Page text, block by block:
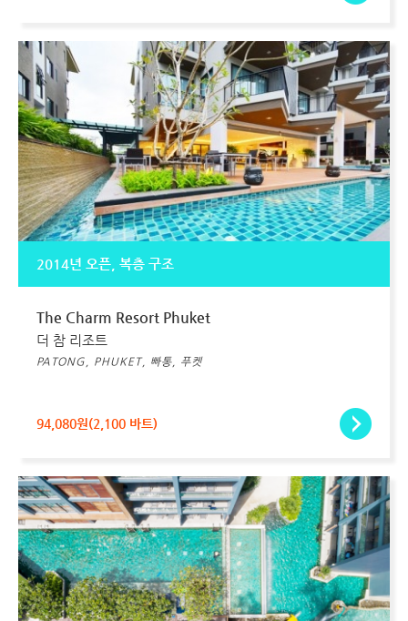
2014년 오픈, 복층 구조
The Charm Resort Phuket
더 참 리조트
PATONG, PHUKET, 빠통, 푸켓
94,080원(2,100 바트)